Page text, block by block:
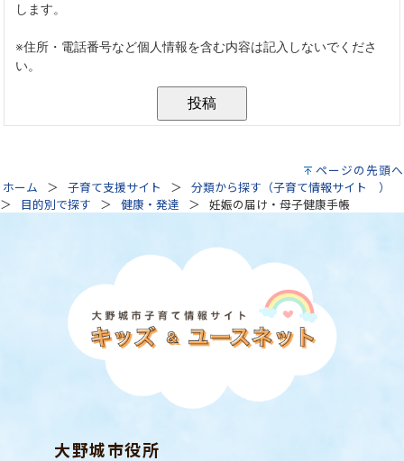
ページの先頭へ
ホーム
子育て支援サイト
分類から探す（子育て情報サイト ）
目的別で探す
健康・発達 妊娠の届け・母子健康手帳
大野城市役所